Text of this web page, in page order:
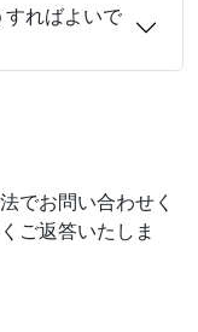
ればよいで
でお問い合わせく
ご返答いたしま